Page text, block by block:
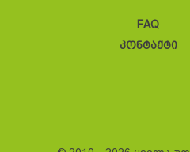
FAQ
კონტაქტი